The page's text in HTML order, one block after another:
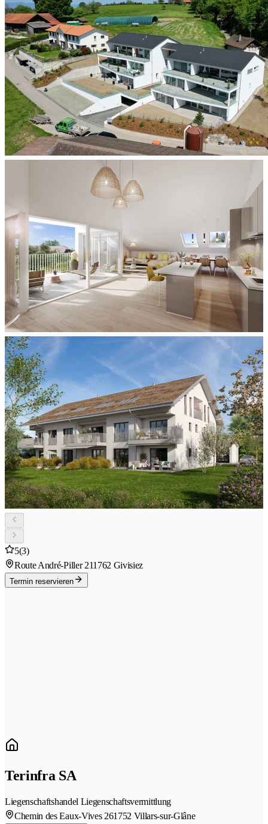
5(3)
Route André-Piller 211762 Givisiez
Termin reservieren
Terinfra SA
Liegenschaftshandel Liegenschaftsvermittlung
Chemin des Eaux-Vives 261752 Villars-sur-Glâne